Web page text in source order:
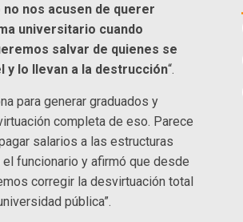
nos acusen de querer
universitario cuando
salvar de quienes se
y lo llevan a la destrucción“.
para generar graduados y
completa de eso. Parece
salarios a las estructuras
funcionario y afirmó que desde
corregir la desvirtuación total
pública”.